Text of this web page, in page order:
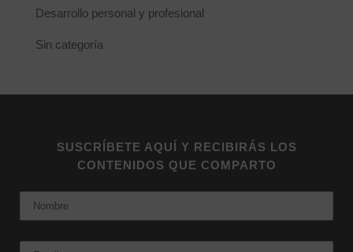
Desarrollo personal y profesional
Sin categoría
SUSCRÍBETE AQUÍ Y RECIBIRÁS LOS
CONTENIDOS QUE COMPARTO